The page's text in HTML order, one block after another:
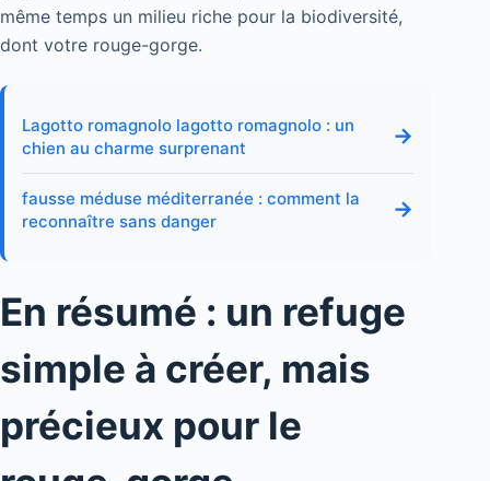
même temps un milieu riche pour la biodiversité,
dont votre rouge-gorge.
Lagotto romagnolo lagotto romagnolo : un
chien au charme surprenant
→
fausse méduse méditerranée : comment la
reconnaître sans danger
→
En résumé : un refuge
simple à créer, mais
précieux pour le